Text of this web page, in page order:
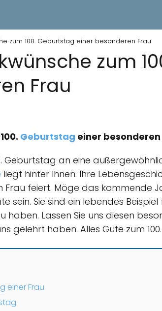
zum 100. Geburtstag einer besonderen Frau
zum
Frau
Geburtstag einer besonderen
Geburtstag an eine
liegt hinter Ihnen. Ihre
Frau feiert. Möge das kommende
sein. Sie sind ein lebendes
haben. Lassen Sie uns diesen
gelehrt haben. Alles Gute zum
einer Frau